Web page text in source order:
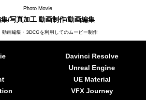
Photo Movie
/写真加工 動画制作/動画編集
動画編集・3DCGを利用してのムービー制作
Davinci Resolve
Unreal Engine
UE Material
VFX Journey